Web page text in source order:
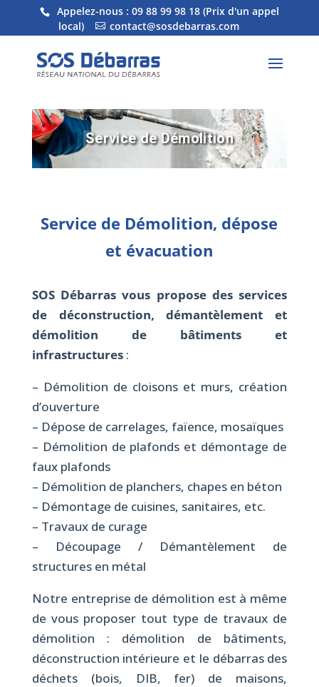
Appelez-nous : 09 88 99 98 18(Prix d'un appel
local)
contact@sosdebarras.com
Service de Démolition
Service de Démolition, dépose
et évacuation
SOS Débarras vous propose des services
de déconstruction, démantèlement et
démolition de bâtiments et
infrastructures:
– Démolition de cloisons et murs, création
d’ouverture
– Dépose de carrelages, faïence, mosaïques
– Démolition de plafonds et démontage de
faux plafonds
– Démolition de planchers, chapes en béton
– Démontage de cuisines, sanitaires, etc.
– Travaux de curage
– Découpage / Démantèlement de
structures en métal
Notre entreprise de démolition est à même
de vous proposer tout type de travaux de
démolition : démolition de bâtiments,
déconstruction intérieure et le débarras des
déchets (bois, DIB, fer) de maisons,